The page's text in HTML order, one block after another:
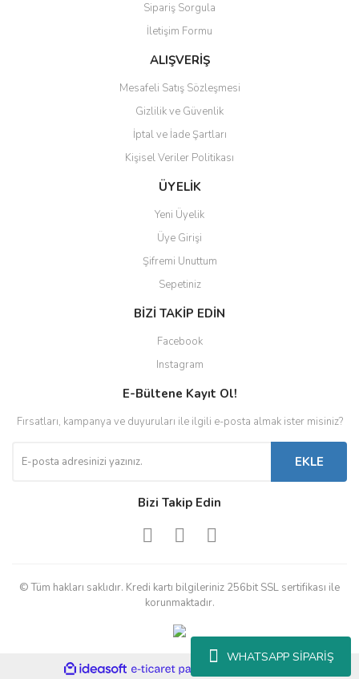
WHATSAPP SİPARİŞ
Sipariş Sorgula
İletişim Formu
ALIŞVERİŞ
Mesafeli Satış Sözleşmesi
Gizlilik ve Güvenlik
İptal ve İade Şartları
Kişisel Veriler Politikası
ÜYELİK
Yeni Üyelik
Üye Girişi
Şifremi Unuttum
Sepetiniz
BİZİ TAKİP EDİN
Facebook
Instagram
E-Bültene Kayıt Ol!
Fırsatları, kampanya ve duyuruları ile ilgili e-posta almak ister misiniz?
EKLE
Bizi Takip Edin
© Tüm hakları saklıdır. Kredi kartı bilgileriniz 256bit SSL sertifikası ile
korunmaktadır.
ideasoft